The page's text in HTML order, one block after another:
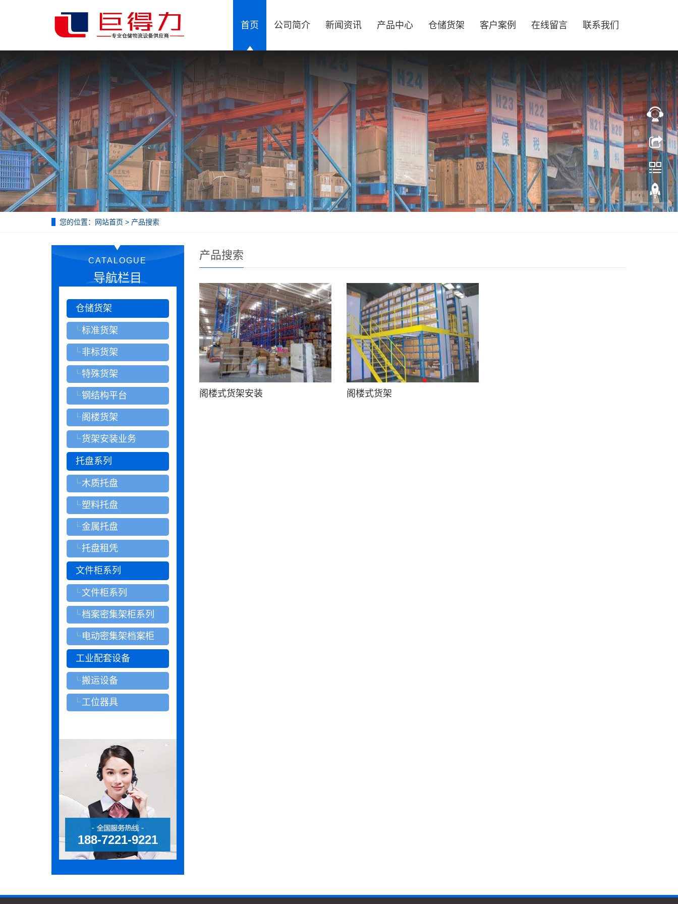
首页 公司简介 新闻资讯 产品中心 仓储货架 客户案例 在线留言 联系我们
您的位置： 网站首页 > 产品搜索
产品搜索
阁楼式货架安装 阁楼式货架
CATALOGUE
导航栏目
仓储货架
标准货架
非标货架
特殊货架
钢结构平台
阁楼货架
货架安装业务
托盘系列
木质托盘
塑料托盘
金属托盘
托盘租凭
文件柜系列
文件柜系列
档案密集架柜系列
电动密集架档案柜
工业配套设备
搬运设备
工位器具
188-7221-9221